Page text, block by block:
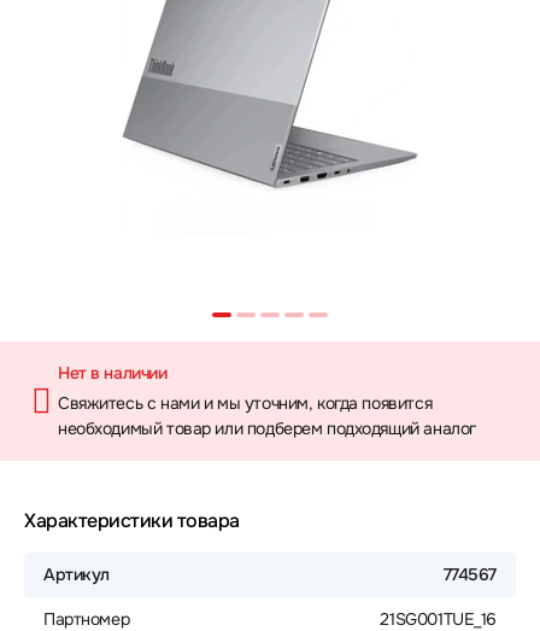
Нет в наличии
Свяжитесь с нами и мы уточним, когда появится
необходимый товар или подберем подходящий аналог
Характеристики товара
Артикул 774567
Партномер 21SG001TUE_16